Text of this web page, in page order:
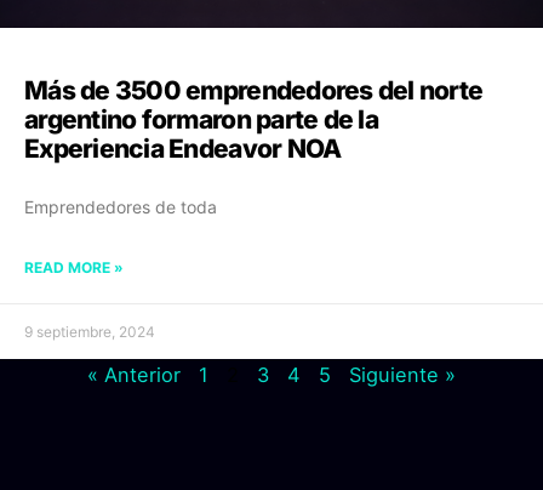
Más de 3500 emprendedores del norte
argentino formaron parte de la
Experiencia Endeavor NOA
Emprendedores de toda
READ MORE »
9 septiembre, 2024
« Anterior 1 3 4 5 Siguiente »